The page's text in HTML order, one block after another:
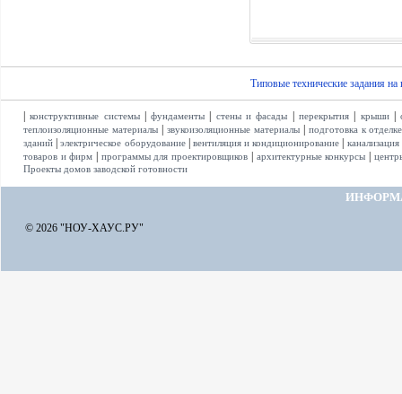
Типовые технические задания на
|конструктивные системы|фундаменты стены и фасады перекрытия| крыши|
теплоизоляционные материалы| звукоизоляционные материалы|
подготовка к отделке
зданий |электрическое оборудование| вентиляция и кондиционирование канализация
товаров и фирм программы для проектировщиков архитектурные конкурсы
Проекты домов заводской готовности
© 2026 "НОУ-ХАУС.РУ"